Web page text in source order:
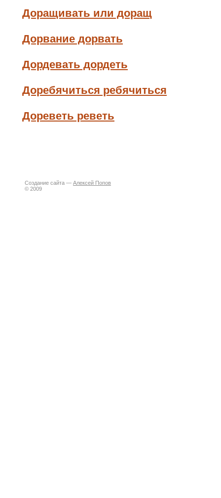
Доращивать или доращ
Дорвание дорвать
Дордевать дордеть
Доребячиться ребячиться
Дореветь реветь
Создание сайта — Алексей Попов
© 2009